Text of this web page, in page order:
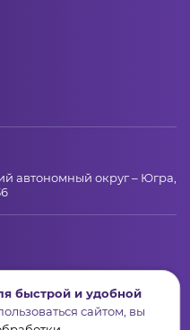
автономный округ – Югра,
Ханты-Мансийск,
быстрой и удобной
сайтом, вы